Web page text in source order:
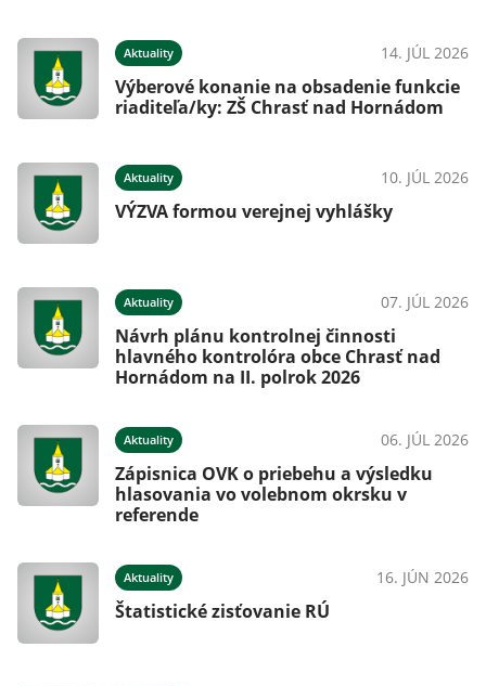
Aktuality 14. JÚL 2026
Výberové konanie na obsadenie funkcie
riaditeľa/ky: ZŠ Chrasť nad Hornádom
Aktuality 10. JÚL 2026
VÝZVA formou verejnej vyhlášky
Aktuality 07. JÚL 2026
Návrh plánu kontrolnej činnosti
hlavného kontrolóra obce Chrasť nad
Hornádom na II. polrok 2026
Aktuality 06. JÚL 2026
Zápisnica OVK o priebehu a výsledku
hlasovania vo volebnom okrsku v
referende
Aktuality 16. JÚN 2026
Štatistické zisťovanie RÚ